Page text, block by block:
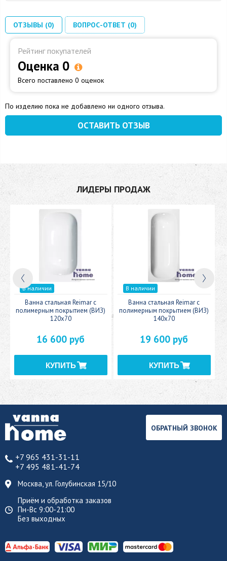
ОТЗЫВЫ (0) ВОПРОС-ОТВЕТ (0)
Рейтинг покупателей
Оценка 0
Всего поставлено 0 оценок
По изделию пока не добавлено ни одного отзыва.
ОСТАВИТЬ ОТЗЫВ
ЛИДЕРЫ ПРОДАЖ
В наличии
Ванна стальная Reimar с
полимерным покрытием (ВИЗ)
120x70
16 600 руб
В наличии
Ванна стальная Reimar с
полимерным покрытием (ВИЗ)
140x70
19 600 руб
+7 965 431-31-11
+7 495 481-41-74
Москва, ул. Голубинская 15/10
Приём и обработка заказов
Пн-Вс 9:00-21:00
Без выходных
ОБРАТНЫЙ ЗВОНОК